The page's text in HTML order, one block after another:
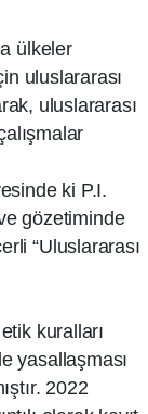
ülkeler
uluslararası
uluslararası
ki P.I.
gözetiminde
“Uluslararası
kuralları
yasallaşması
2022